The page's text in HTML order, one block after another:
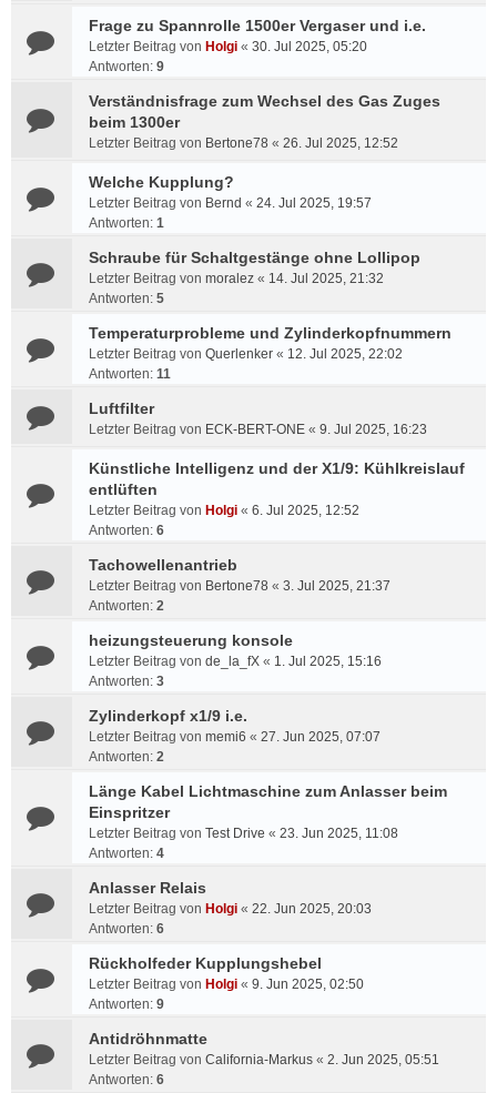
Frage zu Spannrolle 1500er Vergaser und i.e.
Letzter Beitrag von Holgi « 30. Jul 2025, 05:20
Antworten: 9
Verständnisfrage zum Wechsel des Gas Zuges
beim 1300er
Letzter Beitrag von Bertone78 « 26. Jul 2025, 12:52
Welche Kupplung?
Letzter Beitrag von Bernd « 24. Jul 2025, 19:57
Antworten: 1
Schraube für Schaltgestänge ohne Lollipop
Letzter Beitrag von moralez « 14. Jul 2025, 21:32
Antworten: 5
Temperaturprobleme und Zylinderkopfnummern
Letzter Beitrag von Querlenker « 12. Jul 2025, 22:02
Antworten: 11
Luftfilter
Letzter Beitrag von ECK-BERT-ONE « 9. Jul 2025, 16:23
Künstliche Intelligenz und der X1/9: Kühlkreislauf
entlüften
Letzter Beitrag von Holgi « 6. Jul 2025, 12:52
Antworten: 6
Tachowellenantrieb
Letzter Beitrag von Bertone78 « 3. Jul 2025, 21:37
Antworten: 2
heizungsteuerung konsole
Letzter Beitrag von de_la_fX « 1. Jul 2025, 15:16
Antworten: 3
Zylinderkopf x1/9 i.e.
Letzter Beitrag von memi6 « 27. Jun 2025, 07:07
Antworten: 2
Länge Kabel Lichtmaschine zum Anlasser beim
Einspritzer
Letzter Beitrag von Test Drive « 23. Jun 2025, 11:08
Antworten: 4
Anlasser Relais
Letzter Beitrag von Holgi « 22. Jun 2025, 20:03
Antworten: 6
Rückholfeder Kupplungshebel
Letzter Beitrag von Holgi « 9. Jun 2025, 02:50
Antworten: 9
Antidröhnmatte
Letzter Beitrag von California-Markus « 2. Jun 2025, 05:51
Antworten: 6